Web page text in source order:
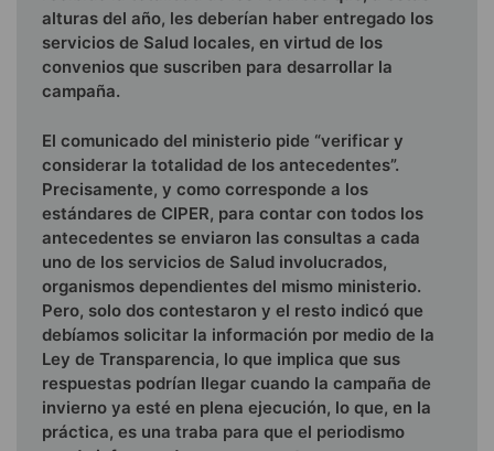
alturas del año, les deberían haber entregado los
servicios de Salud locales, en virtud de los
convenios que suscriben para desarrollar la
campaña.
El comunicado del ministerio pide “verificar y
considerar la totalidad de los antecedentes”.
Precisamente, y como corresponde a los
estándares de CIPER, para contar con todos los
antecedentes se enviaron las consultas a cada
uno de los servicios de Salud involucrados,
organismos dependientes del mismo ministerio.
Pero, solo dos contestaron y el resto indicó que
debíamos solicitar la información por medio de la
Ley de Transparencia, lo que implica que sus
respuestas podrían llegar cuando la campaña de
invierno ya esté en plena ejecución, lo que, en la
práctica, es una traba para que el periodismo